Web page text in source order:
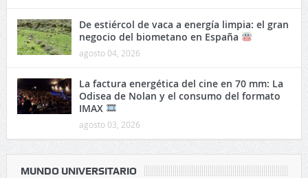
De estiércol de vaca a energía limpia: el gran
negocio del biometano en España
agosto 04, 2026
La factura energética del cine en 70 mm: La
Odisea de Nolan y el consumo del formato
IMAX
agosto 03, 2026
MUNDO UNIVERSITARIO